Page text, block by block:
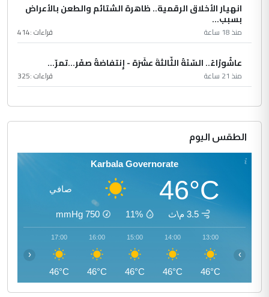
انهيار الأخلاق الرقمية.. ظاهرة الشتائم والطعن بالأعراض
بسبب...
منذ 18 ساعة قراءات :414
عاشُورْاءُ.. السّنَةُ الثّالثةَ عشَرَة - إِنتفاضةُ صفَر…تمرّ...
منذ 21 ساعة قراءات :325
الطقس اليوم
Karbala Governorate
46°C صافي
3.5 م\ث 11%
750
mmHg
13:00
46°C
14:00
46°C
15:00
46°C
16:00
46°C
17:00
46°C
‹ ›